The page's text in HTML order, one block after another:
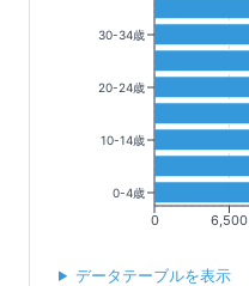
0 6,500
30-34歳
20-24歳
10-14歳
0-4歳
データテーブルを表示